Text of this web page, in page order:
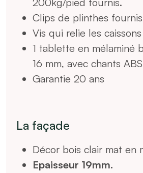
Clips de plinthes
Vis qui relie les
1 tablette en mélaminé
16 mm, avec chants
Garantie 20 ans
La façade
Décor bois clair mat en
Epaisseur 19mm.